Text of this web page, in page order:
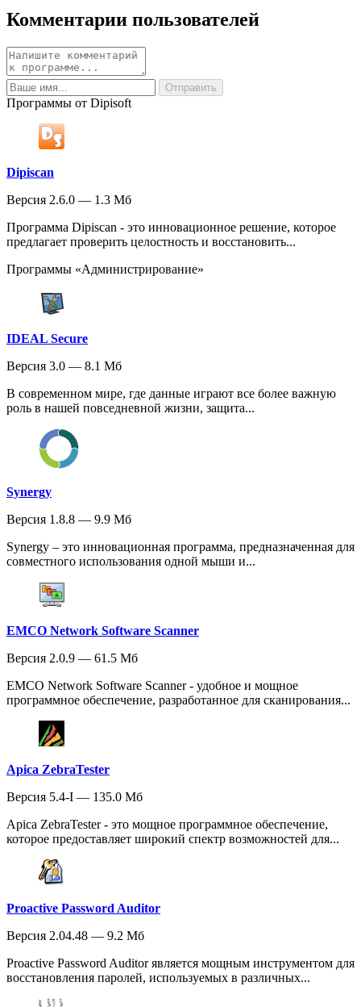
Комментарии пользователей
Программы от Dipisoft
Dipiscan
Версия 2.6.0 — 1.3 Мб
Программа Dipiscan - это инновационное решение, которое
предлагает проверить целостность и восстановить...
Программы «Администрирование»
IDEAL Secure
Версия 3.0 — 8.1 Мб
В современном мире, где данные играют все более важную
роль в нашей повседневной жизни, защита...
Synergy
Версия 1.8.8 — 9.9 Мб
Synergy – это инновационная программа, предназначенная для
совместного использования одной мыши и...
EMCO Network Software Scanner
Версия 2.0.9 — 61.5 Мб
EMCO Network Software Scanner - удобное и мощное
программное обеспечение, разработанное для сканирования...
Apica ZebraTester
Версия 5.4-I — 135.0 Мб
Apica ZebraTester - это мощное программное обеспечение,
которое предоставляет широкий спектр возможностей для...
Proactive Password Auditor
Версия 2.04.48 — 9.2 Мб
Proactive Password Auditor является мощным инструментом для
восстановления паролей, используемых в различных...